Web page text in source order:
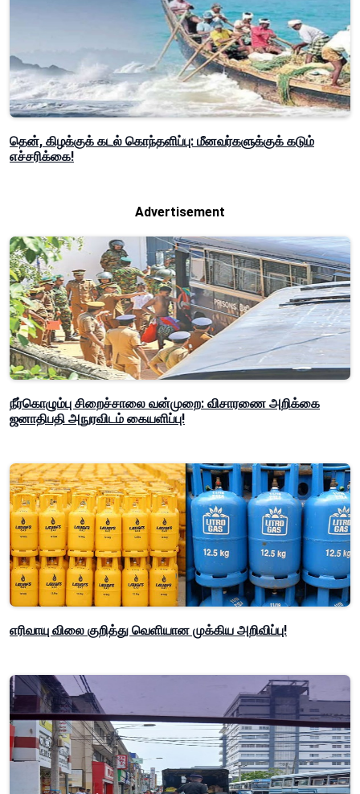
தென், கிழக்குக் கடல் கொந்தளிப்பு: மீனவர்களுக்குக் கடும்
எச்சரிக்கை!
Advertisement
நீர்கொழும்பு சிறைச்சாலை வன்முறை: விசாரணை அறிக்கை
ஜனாதிபதி அநுரவிடம் கையளிப்பு!
எரிவாயு விலை குறித்து வெளியான முக்கிய அறிவிப்பு!